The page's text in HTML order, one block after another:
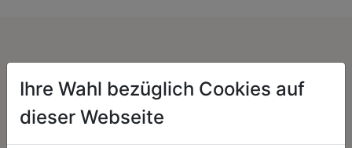
Herzenssache:
Ihre Wahl bezüglich Cookies auf
dieser Webseite